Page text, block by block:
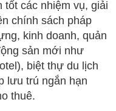
các nhiệm vụ, giải
chính sách pháp
kinh doanh, quản
sản mới như
biệt thự du lịch
lưu trú ngắn hạn
thuê.